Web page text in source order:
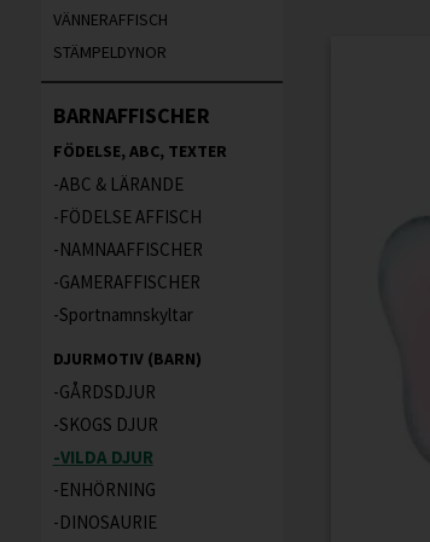
VÄNNERAFFISCH
STÄMPELDYNOR
BARNAFFISCHER
FÖDELSE, ABC, TEXTER
ABC & LÄRANDE
FÖDELSE AFFISCH
NAMNAAFFISCHER
GAMERAFFISCHER
Sportnamnskyltar
DJURMOTIV (BARN)
GÅRDSDJUR
SKOGS DJUR
VILDA DJUR
ENHÖRNING
DINOSAURIE